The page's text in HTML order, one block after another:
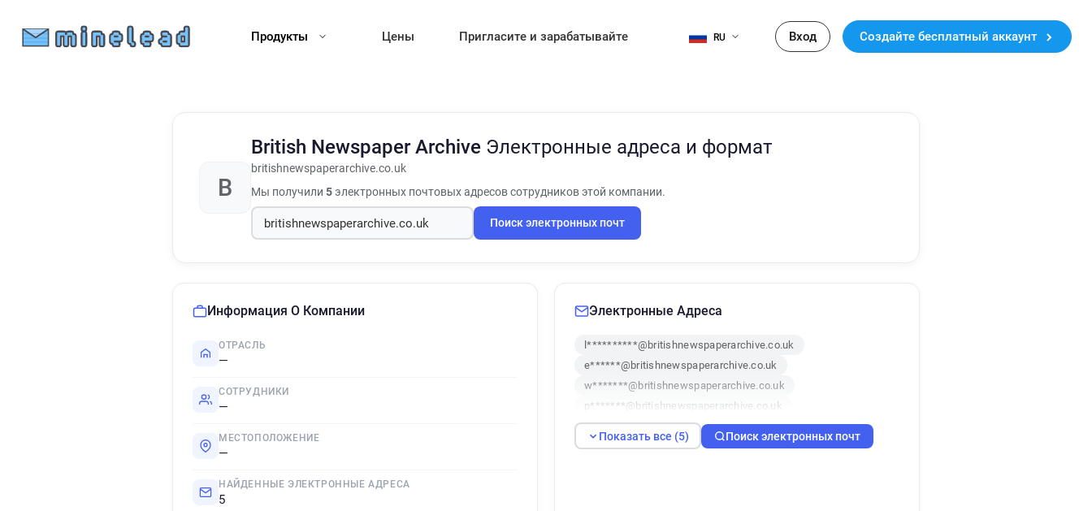
Продукты Цены Пригласите и зарабатывайте RU Вход Создайте бесплатный аккаунт
B
British Newspaper Archive Электронные адреса и формат
britishnewspaperarchive.co.uk
Мы получили 5электронных почтовых адресов сотрудников этой компании.
Поиск электронных почт
Информация О Компании
ОТРАСЛЬ
—
СОТРУДНИКИ
—
МЕСТОПОЛОЖЕНИЕ
—
НАЙДЕННЫЕ ЭЛЕКТРОННЫЕ АДРЕСА
5
Электронные Адреса
l**********@britishnewspaperarchive.co.uk
e******@britishnewspaperarchive.co.uk
w*******@britishnewspaperarchive.co.uk
p*******@britishnewspaperarchive.co.uk
d************@britishnewspaperarchive.co.uk
Показать все (5) Поиск электронных почт